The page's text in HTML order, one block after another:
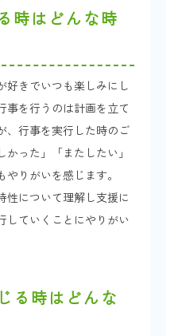
時はどんな時
好きでいつも楽しみにし
事を行うのは計画を立て
、行事を実行した時のご
った」「またしたい」
りがいを感じます。
性について理解し支援に
していくことにやりがい
る時はどんな